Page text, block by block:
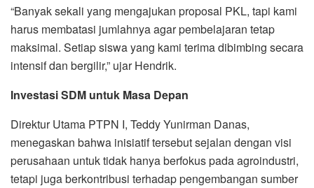
“Banyak sekali yang mengajukan proposal PKL, tapi kami
harus membatasi jumlahnya agar pembelajaran tetap
maksimal. Setiap siswa yang kami terima dibimbing secara
intensif dan bergilir,” ujar Hendrik.
Investasi SDM untuk Masa Depan
Direktur Utama PTPN I, Teddy Yunirman Danas,
menegaskan bahwa inisiatif tersebut sejalan dengan visi
perusahaan untuk tidak hanya berfokus pada agroindustri,
tetapi juga berkontribusi terhadap pengembangan sumber